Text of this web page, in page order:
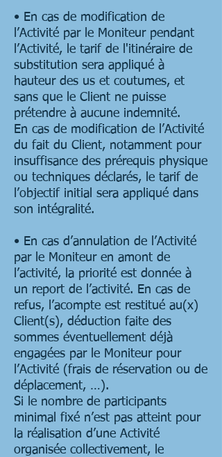
• En cas de modification de
l’Activité par le Moniteur pendant
l’Activité, le tarif de l'itinéraire de
substitution sera appliqué à
hauteur des us et coutumes, et
sans que le Client ne puisse
prétendre à aucune indemnité.
En cas de modification de l’Activité
du fait du Client, notamment pour
insuffisance des prérequis physique
ou techniques déclarés, le tarif de
l’objectif initial sera appliqué dans
son intégralité.
• En cas d’annulation de l’Activité
par le Moniteur en amont de
l’activité, la priorité est donnée à
un report de l’activité. En cas de
refus, l’acompte est restitué au(x)
Client(s), déduction faite des
sommes éventuellement déjà
engagées par le Moniteur pour
l’Activité (frais de réservation ou de
déplacement, …).
Si le nombre de participants
minimal fixé n’est pas atteint pour
la réalisation d’une Activité
organisée collectivement, le